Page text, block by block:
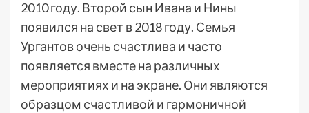
2010 году. Второй сын Ивана и Нины
появился на свет в 2018 году. Семья
Ургантов очень счастлива и часто
появляется вместе на различных
мероприятиях и на экране. Они являются
образцом счастливой и гармоничной